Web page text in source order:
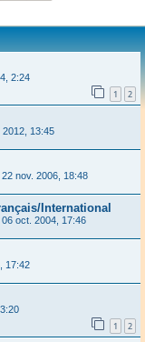
e
2:24
1 2
2012, 13:45
22 nov. 2006, 18:48
International
06 oct. 2004, 17:46
17:42
1 2